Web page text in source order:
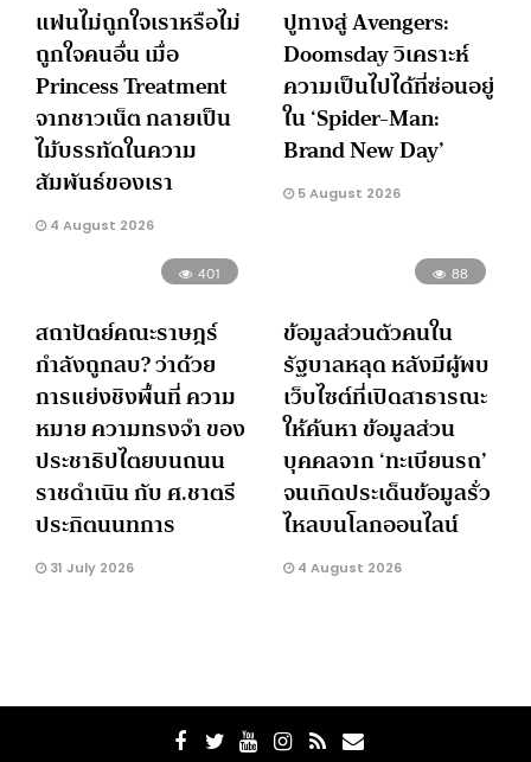
แฟนไม่ถูกใจเราหรือไม่
ถูกใจคนอื่น เมื่อ
Princess Treatment
จากชาวเน็ต กลายเป็น
ไม้บรรทัดในความ
สัมพันธ์ของเรา
4 August 2026
ปูทางสู่ Avengers:
Doomsday วิเคราะห์
ความเป็นไปได้ที่ซ่อนอยู่
ใน ‘Spider-Man:
Brand New Day’
5 August 2026
401
สถาปัตย์คณะราษฎร์
กำลังถูกลบ? ว่าด้วย
การแย่งชิงพื้นที่ ความ
หมาย ความทรงจำ ของ
ประชาธิปไตยบนถนน
ราชดำเนิน กับ ศ.ชาตรี
ประกิตนนทการ
31 July 2026
88
ข้อมูลส่วนตัวคนใน
รัฐบาลหลุด หลังมีผู้พบ
เว็บไซต์ที่เปิดสาธารณะ
ให้ค้นหา ข้อมูลส่วน
บุคคลจาก ‘ทะเบียนรถ’
จนเกิดประเด็นข้อมูลรั่ว
ไหลบนโลกออนไลน์
4 August 2026